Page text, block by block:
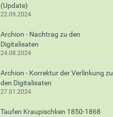
(Update)
22.09.2024
Archion - Nachtrag zu den
Digitalisaten
24.08.2024
Archion - Korrektur der Verlinkung zu
den Digitalisaten
27.01.2024
Taufen Kraupischken 1850-1868